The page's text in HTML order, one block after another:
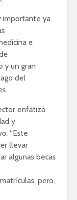
importante ya
e
y un gran
del
enfatizó
y
“Este
llevar
algunas becas
pero,